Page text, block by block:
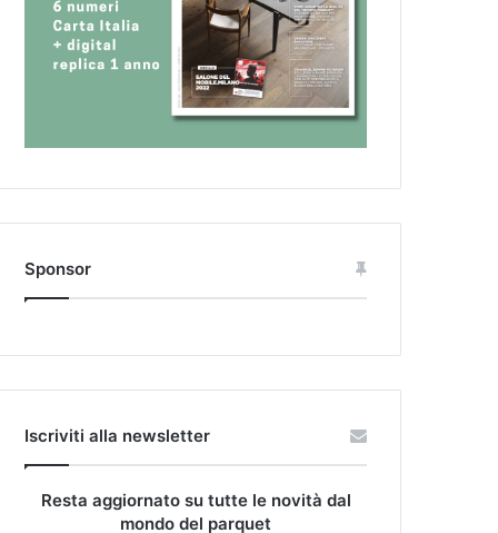
Sponsor
Iscriviti alla newsletter
Resta aggiornato su tutte le novità dal
mondo del parquet